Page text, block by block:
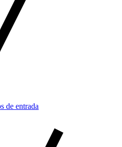
de entrada